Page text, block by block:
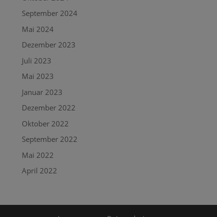
September 2024
Mai 2024
Dezember 2023
Juli 2023
Mai 2023
Januar 2023
Dezember 2022
Oktober 2022
September 2022
Mai 2022
April 2022